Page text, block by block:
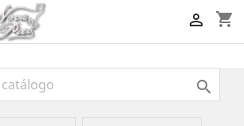
shopping_cart

